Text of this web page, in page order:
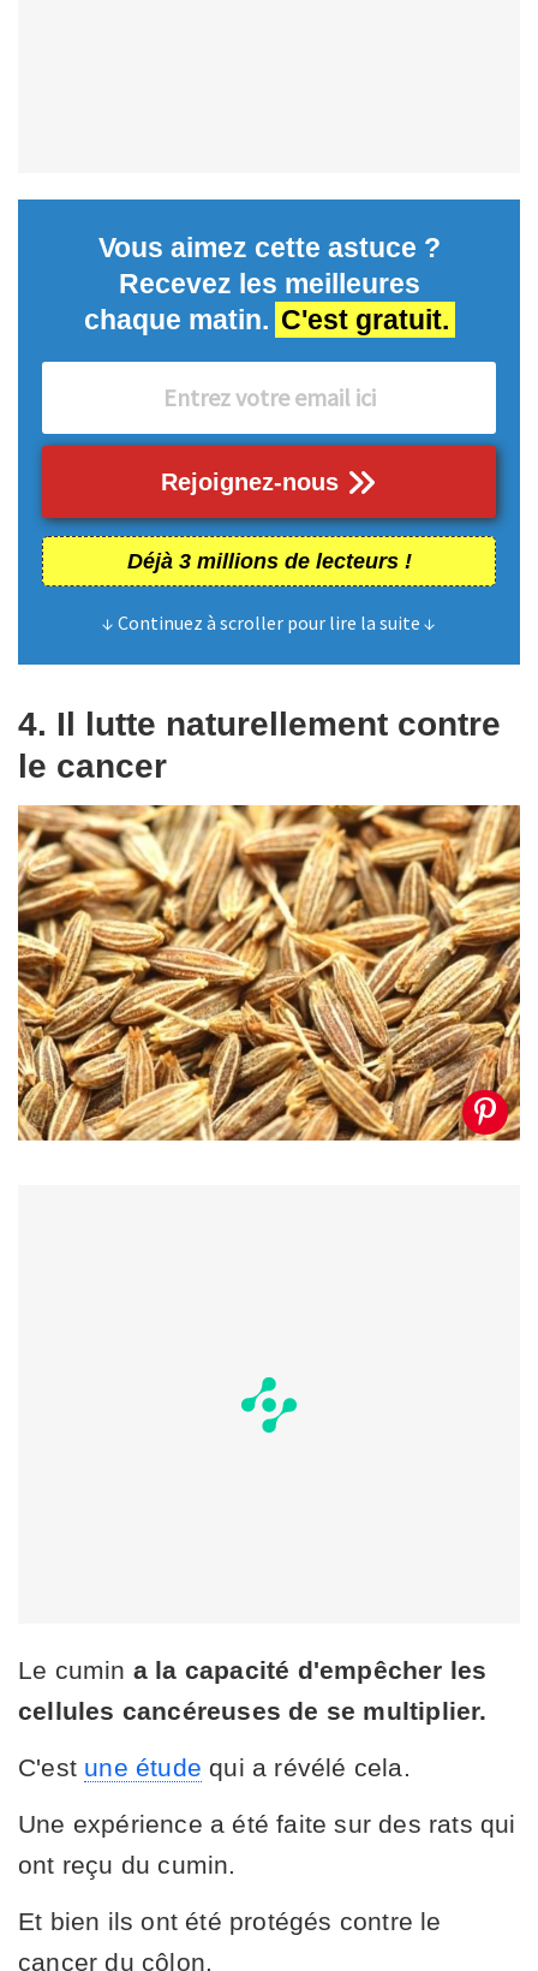
Vous aimez cette astuce ?
Recevez les meilleures
chaque matin. C'est gratuit.
Rejoignez-nous
Déjà 3 millions de lecteurs !
↓ Continuez à scroller pour lire la suite ↓
4. Il lutte naturellement contre
le cancer
Le cumin a la capacité d'empêcher les
cellules cancéreuses de se multiplier.
C'est une étude qui a révélé cela.
Une expérience a été faite sur des rats qui
ont reçu du cumin.
Et bien ils ont été protégés contre le
cancer du côlon.